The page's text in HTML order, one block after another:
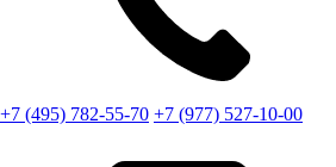
+7 (495) 782-55-70 +7 (977) 527-10-00